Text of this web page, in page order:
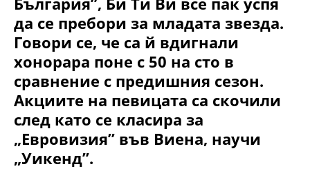
да се пребори за младата звезда.
Говори се, че са й вдигнали
хонорара поне с 50 на сто в
сравнение с предишния сезон.
Акциите на певицата са скочили
след като се класира за
„Евровизия” във Виена, научи
„Уикенд”.